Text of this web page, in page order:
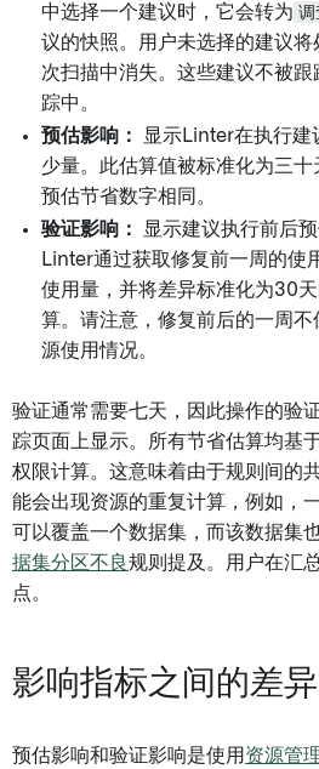
中选择一个建议时，它会转为 调
议的快照。用户未选择的建议将
次扫描中消失。这些建议不被
踪中。
预估影响：
显示Linter在执行建
少量。此估算值被标准化为三十
预估节省数字相同。
验证影响：
显示建议执行前后
Linter通过获取修复前一周的使
使用量，并将差异标准化为30
算。请注意，修复前后的一周
源使用情况。
验证通常需要七天，因此操作的验
踪页面上显示。所有节省估算均基
权限计算。这意味着由于规则间的
能会出现资源的重复计算，例如，
可以覆盖一个数据集，而该数据集
据集分区不良规则提及。用户在汇
点。
影响指标之间的差异
预估影响和验证影响是使用 资源管